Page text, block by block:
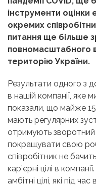
інструменти оцінки
окремих
питання ще більше
повномасштабного
територію України.
Результати одного з
в нашій компанії, яке
показали, що майже
мають регулярних
отримують зворотний
покращувати свою
співробітник не
кар’єрні цілі в
амбітні цілі, які під